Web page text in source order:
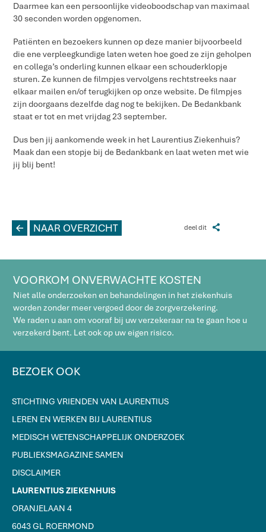
Daarmee kan een persoonlijke videoboodschap van maximaal
30 seconden worden opgenomen.
Patiënten en bezoekers kunnen op deze manier bijvoorbeeld
die ene verpleegkundige laten weten hoe goed ze zijn geholpen
en collega’s onderling kunnen elkaar een schouderklopje
sturen. Ze kunnen de filmpjes vervolgens rechtstreeks naar
elkaar mailen en/of terugkijken op onze website. De filmpjes
zijn doorgaans dezelfde dag nog te bekijken. De Bedankbank
staat er tot en met vrijdag 23 september.
Dus ben jij aankomende week in het Laurentius Ziekenhuis?
Maak dan een stopje bij de Bedankbank en laat weten met wie
jij blij bent!
deel dit Z
L NAAR OVERZICHT
VOORKOM ONVERWACHTE KOSTEN
Niet alle onderzoeken en behandelingen in het ziekenhuis
worden zonder meer vergoed door de zorgverzekering.
We raden u aan om vooraf bij uw verzekeraar na te gaan hoe u
verzekerd bent. Let ook op uw eigen risico.
BEZOEK OOK
STICHTING VRIENDEN VAN LAURENTIUS
LEREN EN WERKEN BIJ LAURENTIUS
MEDISCH WETENSCHAPPELIJK ONDERZOEK
PUBLIEKSMAGAZINE SAMEN
DISCLAIMER
LAURENTIUS ZIEKENHUIS
ORANJELAAN 4
6043 GL ROERMOND